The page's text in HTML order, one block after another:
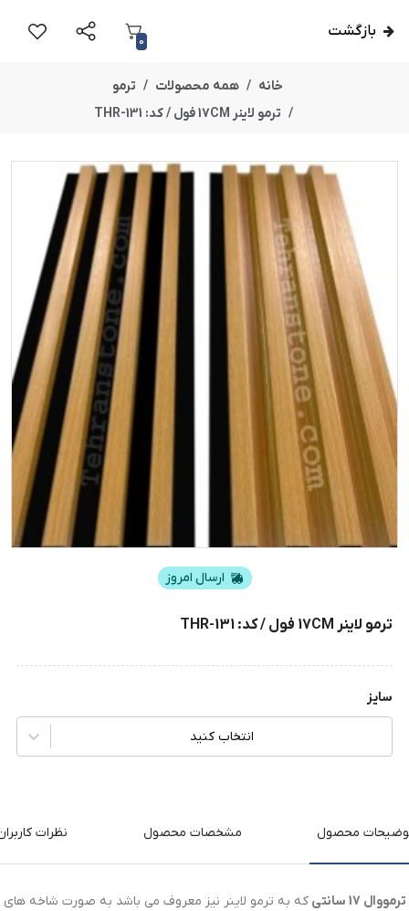
بازگشت
0
خانه همه محصولات
ترمو
ترمو لاینر 17CM فول / کد: THR-131
ارسال امروز
ترمو لاینر 17CM فول / کد: THR-131
سایز
انتخاب کنید
محصول مشخصات محصول نظرات
ترمووال 17 سانتی
که به ترمو لاینر نیز معروف می باشد به صورت شاخه های